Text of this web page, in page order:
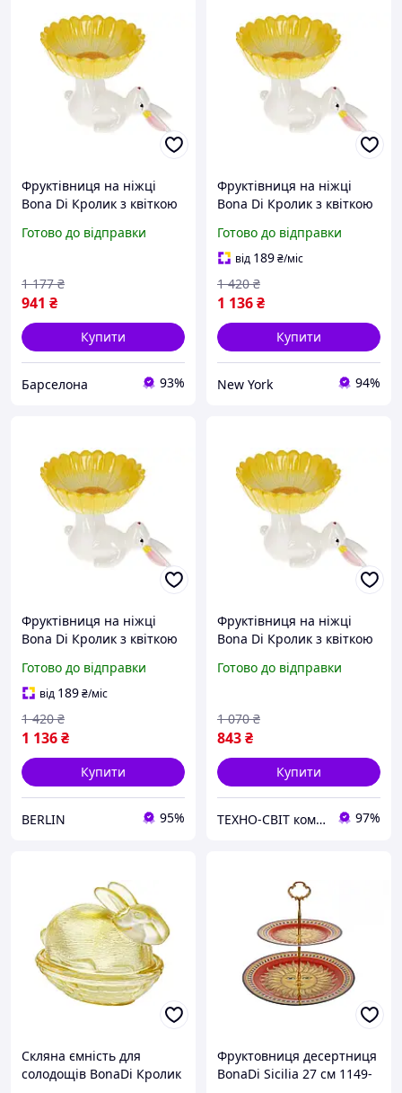
Фруктівниця на ніжці
Bona Di Кролик з квіткою
Готово до відправки
941 ₴
1 177 ₴
Купити
Барселона 93%
Фруктівниця на ніжці
Bona Di Кролик з квіткою
newyork
Готово до відправки
від 189₴/міс
1 136₴
1 420 ₴
Купити
New York 94%
Фруктівниця на ніжці
Bona Di Кролик з квіткою
berlin
Готово до відправки
від 189₴/міс
1 136₴
1 420 ₴
Купити
BERLIN 95%
Фруктівниця на ніжці
Bona Di Кролик з квіткою
Готово до відправки
843₴
1 070 ₴
Купити
ТЕХНО-СВІТ компьютерна техніка, мобільні аксесуари, електронна техніка та багато іншого. 97%
Скляна ємність для
солодощів BonaDi Кролик
Фруктовниця десертниця
BonaDi Sicilia 27 см 1149-